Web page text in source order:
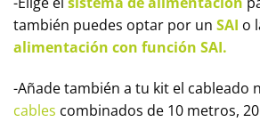
también puedes optar por un SAI o
alimentación con función SAI.
-Añade también a tu kit el cableado
cables combinados de 10 metros,